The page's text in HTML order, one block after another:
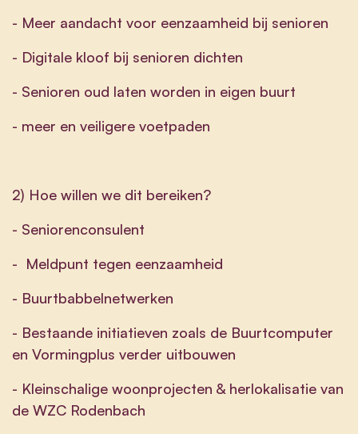
- Meer aandacht voor eenzaamheid bij senioren
- Digitale kloof bij senioren dichten
- Senioren oud laten worden in eigen buurt
- meer en veiligere voetpaden
2) Hoe willen we dit bereiken?
- Seniorenconsulent
- Meldpunt tegen eenzaamheid
- Buurtbabbelnetwerken
- Bestaande initiatieven zoals de Buurtcomputer
en Vormingplus verder uitbouwen
- Kleinschalige woonprojecten & herlokalisatie van
de WZC Rodenbach